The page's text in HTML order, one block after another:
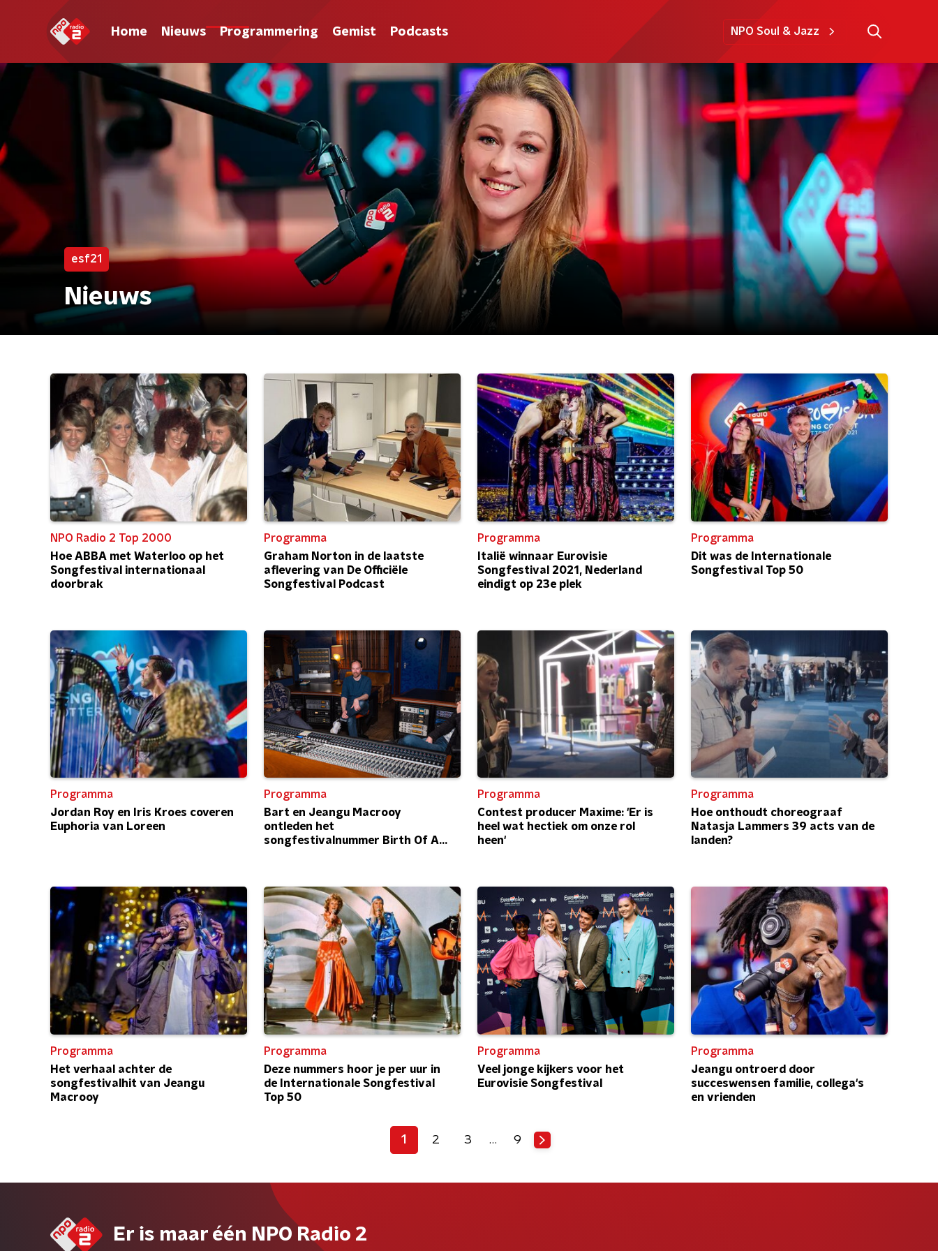
Home Nieuws Programmering Gemist Podcasts NPO Soul & Jazz
esf21
Nieuws
NPO Radio 2 Top 2000
Hoe ABBA met Waterloo op het
Songfestival internationaal
doorbrak
Programma
Graham Norton in de laatste
aflevering van De Officiële
Songfestival Podcast
Programma
Italië winnaar Eurovisie
Songfestival 2021, Nederland
eindigt op 23e plek
Programma
Dit was de Internationale
Songfestival Top 50
Programma
Jordan Roy en Iris Kroes coveren
Euphoria van Loreen
Programma
Bart en Jeangu Macrooy
ontleden het
songfestivalnummer Birth Of A
Programma
Contest producer Maxime: 'Er is
heel wat hectiek om onze rol
heen'
Programma
Hoe onthoudt choreograaf
Natasja Lammers 39 acts van de
landen?
Programma
Het verhaal achter de
songfestivalhit van Jeangu
Macrooy
Programma
Deze nummers hoor je per uur in
de Internationale Songfestival
Top 50
Programma
Veel jonge kijkers voor het
Eurovisie Songfestival
Programma
Jeangu ontroerd door
succeswensen familie, collega's
en vrienden
1 2 3 … 9
Er is maar één NPO Radio 2